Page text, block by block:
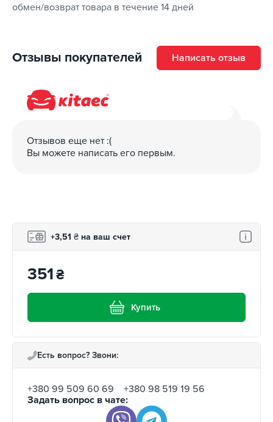
обмен/возврат товара в течение 14 дней
Отзывы покупателей Написать отзыв
Отзывов еще нет :(
Вы можете написать его первым.
+3,51 ₴ на ваш счет
351₴
Купить
Есть вопрос? Звони:
+380 99 509 60 69
+380 98 519 19 56
Задать вопрос в чате: